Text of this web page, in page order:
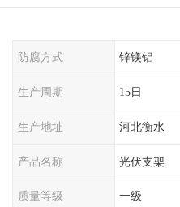
防腐方式 锌镁铝
生产周期 15日
生产地址 河北衡水
产品名称 光伏支架
质量等级 一级